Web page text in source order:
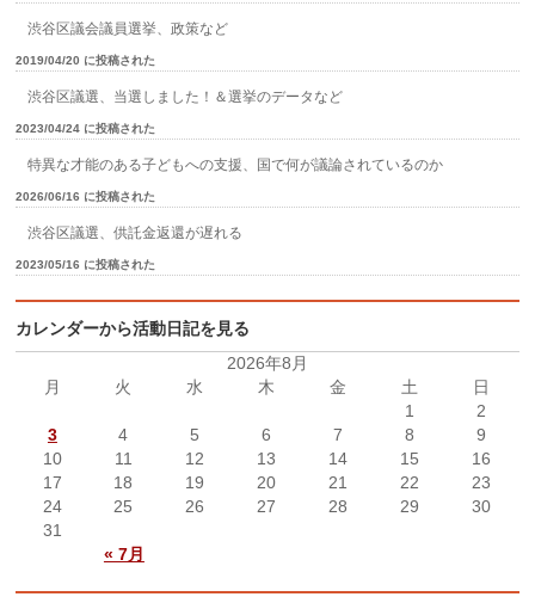
渋谷区議会議員選挙、政策など
2019/04/20 に投稿された
渋谷区議選、当選しました！＆選挙のデータなど
2023/04/24 に投稿された
特異な才能のある子どもへの支援、国で何が議論されているのか
2026/06/16 に投稿された
渋谷区議選、供託金返還が遅れる
2023/05/16 に投稿された
カレンダーから活動日記を見る
2026年8月
月
火 水 木 金 土 日
« 7月
1
2
3
4 5 6 7 8
9
10
11 12 13 14 15
16
17
18 19 20 21 22
23
24
25 26 27 28 29
30
31